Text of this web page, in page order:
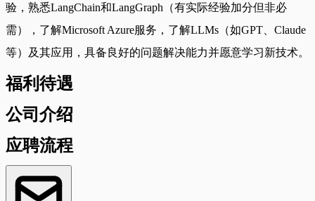
验，熟悉LangChain和LangGraph（有实际经验加分但非必
需），了解Microsoft Azure服务，了解LLMs（如GPT、Claude
等）及其应用，具备良好的问题解决能力并愿意学习新技术。
福利待遇
公司介绍
应聘流程